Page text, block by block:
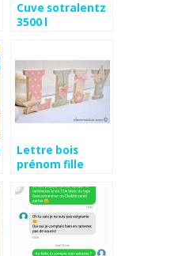
Cuve sotralentz
3500 l
Lettre bois
prénom fille